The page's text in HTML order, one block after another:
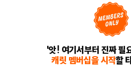
'앗! 여기서부터 진짜 필
캐릿 멤버십을 시작할